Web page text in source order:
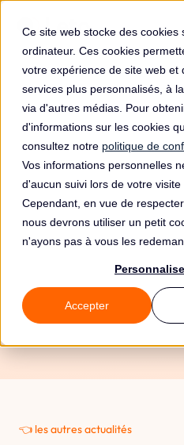
Ce site web stocke des cookies
ordinateur. Ces cookies
votre expérience de site web et
services plus personnalisés, à
via d'autres médias. Pour
d'informations sur les cookies
consultez notre politique de
Vos informations personnelles
d'aucun suivi lors de votre visite
Cependant, en vue de
nous devrons utiliser un petit
n'ayons pas à vous les
Accepter
12/
👈 les autres actualités